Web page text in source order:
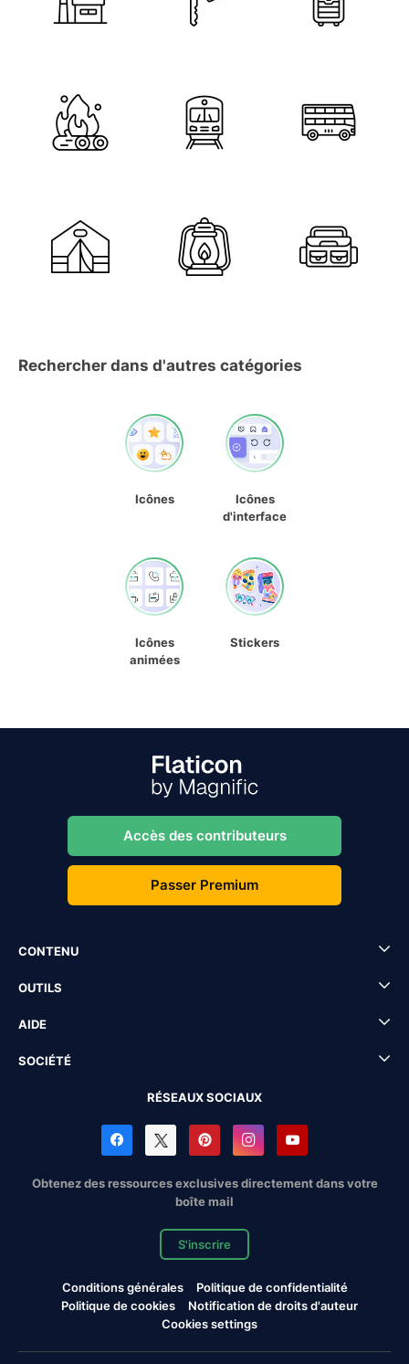
Rechercher dans d'autres catégories
Icônes
Icônes
d'interface
Icônes
animées
Stickers
Accès des contributeurs
Passer Premium
CONTENU
OUTILS
AIDE
SOCIÉTÉ
RÉSEAUX SOCIAUX
Obtenez des ressources exclusives directement dans votre
boîte mail
S'inscrire
Conditions générales
Politique de confidentialité
Politique de cookies
Notification de droits d'auteur
Cookies settings